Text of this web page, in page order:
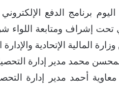
برنامج الدفع
تحت إشراف ومتابعة اللواء
المالية الإتحادية والإدارة
محمد مدير إدارة التحصيل
معاوية أحمد مدير إدارة